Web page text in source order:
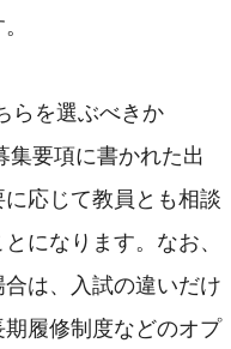
らを選ぶべきか
集要項に書かれた出
応じて教員とも相談
になります。なお、
は、入試の違いだけ
履修制度などのオプ